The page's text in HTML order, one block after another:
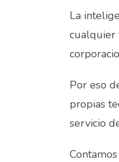
La
cualquier
Por eso
propias
servicio